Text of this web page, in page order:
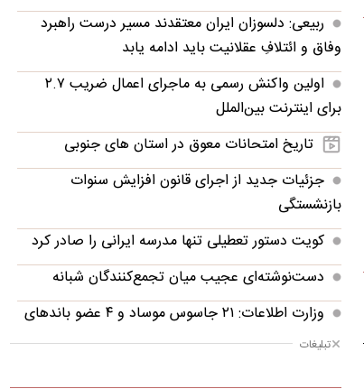
تازه ترین اخبار پرطرفدار پربحث
تغییر مهم در کالابرگ؛ زمانبندی‌ شارژ اعتبار عوض شد
واکنش نظام پرستاری به اعتراضات: هیچ پرستاری
بازداشت یا اخراج نشده است
ربیعی: دلسوزان ایران معتقدند مسیر درست راهبرد
وفاق و ائتلافِ عقلانیت باید ادامه یابد
برای اینترنت بین‌الملل
تاریخ امتحانات معوق در استان های جنوبی
جزئیات جدید از اجرای قانون افزایش سنوات
بازنشستگی